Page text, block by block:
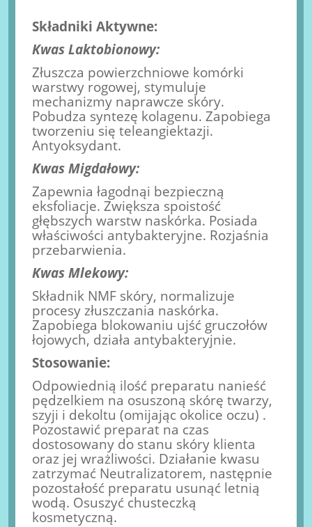
Składniki Aktywne:
Kwas Laktobionowy:
Złuszcza powierzchniowe komórki
warstwy rogowej, stymuluje
mechanizmy naprawcze skóry.
Pobudza syntezę kolagenu. Zapobiega
tworzeniu się teleangiektazji.
Antyoksydant.
Kwas Migdałowy:
Zapewnia łagodnąi bezpieczną
eksfoliacje. Zwiększa spoistość
głębszych warstw naskórka. Posiada
właściwości antybakteryjne. Rozjaśnia
przebarwienia.
Kwas Mlekowy:
Składnik NMF skóry, normalizuje
procesy złuszczania naskórka.
Zapobiega blokowaniu ujść gruczołów
łojowych, działa antybakteryjnie.
Stosowanie:
Odpowiednią ilość preparatu nanieść
pędzelkiem na osuszoną skórę twarzy,
szyji i dekoltu (omijając okolice oczu) .
Pozostawić preparat na czas
dostosowany do stanu skóry klienta
oraz jej wrażliwości. Działanie kwasu
zatrzymać Neutralizatorem, następnie
pozostałość preparatu usunąć letnią
wodą. Osuszyć chusteczką
kosmetyczną.